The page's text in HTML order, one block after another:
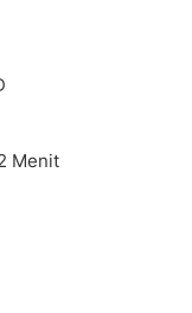
Menit